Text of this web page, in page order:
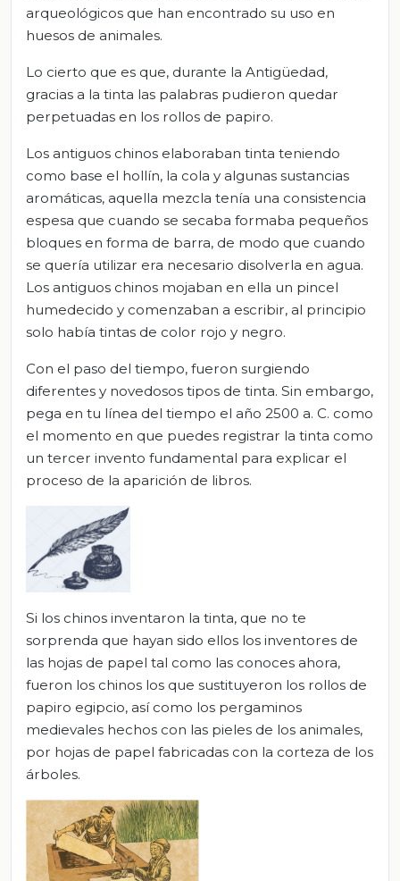
arqueológicos que han encontrado su uso en
huesos de animales.
Lo cierto que es que, durante la Antigüedad,
gracias a la tinta las palabras pudieron quedar
perpetuadas en los rollos de papiro.
Los antiguos chinos elaboraban tinta teniendo
como base el hollín, la cola y algunas sustancias
aromáticas, aquella mezcla tenía una consistencia
espesa que cuando se secaba formaba pequeños
bloques en forma de barra, de modo que cuando
se quería utilizar era necesario disolverla en agua.
Los antiguos chinos mojaban en ella un pincel
humedecido y comenzaban a escribir, al principio
solo había tintas de color rojo y negro.
Con el paso del tiempo, fueron surgiendo
diferentes y novedosos tipos de tinta. Sin embargo,
pega en tu línea del tiempo el año 2500 a. C. como
el momento en que puedes registrar la tinta como
un tercer invento fundamental para explicar el
proceso de la aparición de libros.
Si los chinos inventaron la tinta, que no te
sorprenda que hayan sido ellos los inventores de
las hojas de papel tal como las conoces ahora,
fueron los chinos los que sustituyeron los rollos de
papiro egipcio, así como los pergaminos
medievales hechos con las pieles de los animales,
por hojas de papel fabricadas con la corteza de los
árboles.